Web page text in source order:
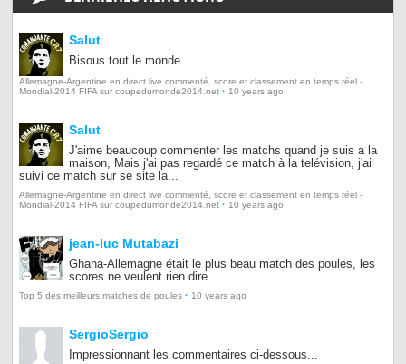
Salut
Bisous tout le monde
Allemagne-Argentine en direct live commenté, score et classement en temps réel -
Mondial-2014 FIFA sur coupedumonde2014.net · 10 years ago
Salut
J'aime beaucoup commenter les matchs quand je suis a la
maison, Mais j'ai pas regardé ce match à la telévision, j'ai
suivi ce match sur se site la...
Allemagne-Argentine en direct live commenté, score et classement en temps réel -
Mondial-2014 FIFA sur coupedumonde2014.net · 10 years ago
jean-luc Mutabazi
Ghana-Allemagne était le plus beau match des poules, les
scores ne veulent rien dire
Top 5 des meilleurs matches de poules · 10 years ago
SergioSergio
Impressionnant les commentaires ci-dessous...